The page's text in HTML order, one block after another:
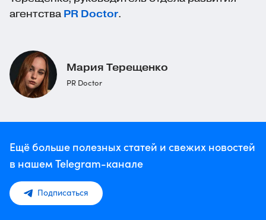
агентства PR Doctor.
Мария Терещенко
PR Doctor
Ещё больше полезных статей и свежих новостей
в нашем Telegram-канале
Подписаться